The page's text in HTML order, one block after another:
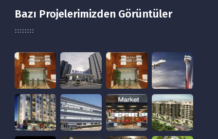
Bazı Projelerimizden Görüntüler